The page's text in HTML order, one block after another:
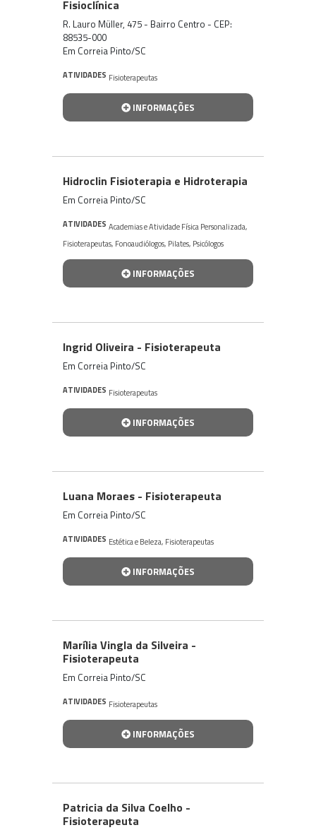
Fisioclínica
R. Lauro Müller, 475 - Bairro Centro - CEP:
88535-000
Em Correia Pinto/SC
ATIVIDADES Fisioterapeutas
INFORMAÇÕES
Hidroclin Fisioterapia e Hidroterapia
Em Correia Pinto/SC
ATIVIDADES Academias e Atividade Física Personalizada,
Fisioterapeutas, Fonoaudiólogos, Pilates, Psicólogos
INFORMAÇÕES
Ingrid Oliveira - Fisioterapeuta
Em Correia Pinto/SC
ATIVIDADES Fisioterapeutas
INFORMAÇÕES
Luana Moraes - Fisioterapeuta
Em Correia Pinto/SC
ATIVIDADES Estética e Beleza, Fisioterapeutas
INFORMAÇÕES
Marília Vingla da Silveira -
Fisioterapeuta
Em Correia Pinto/SC
ATIVIDADES Fisioterapeutas
INFORMAÇÕES
Patricia da Silva Coelho -
Fisioterapeuta